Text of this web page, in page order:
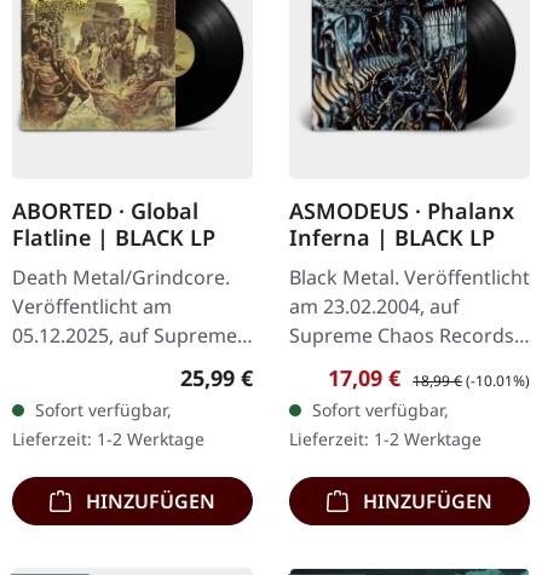
ABORTED · Global
Flatline | BLACK LP
Death Metal/Grindcore.
Veröffentlicht am
05.12.2025, auf Supreme
Schwarzes Vinyl im
Gatefold-Cover. Vinyl-
Spezifikationen: ·
Schweres,…
Regulärer Preis:
25,99 €
Sofort verfügbar,
Lieferzeit: 1-2 Werktage
HINZUFÜGEN
ASMODEUS · Phalanx
Inferna | BLACK LP
Black Metal. Veröffentlicht
am 23.02.2004, auf
Supreme Chaos Records.
Hochwertiges 180g Vinyl
mit schönem Gatefold
Cover und bedruckten
Innenhüllen.…
Verkaufspreis:
17,09 € Regulärer Preis:
18,99 €(-10.01%)
Sofort verfügbar,
Lieferzeit: 1-2 Werktage
HINZUFÜGEN